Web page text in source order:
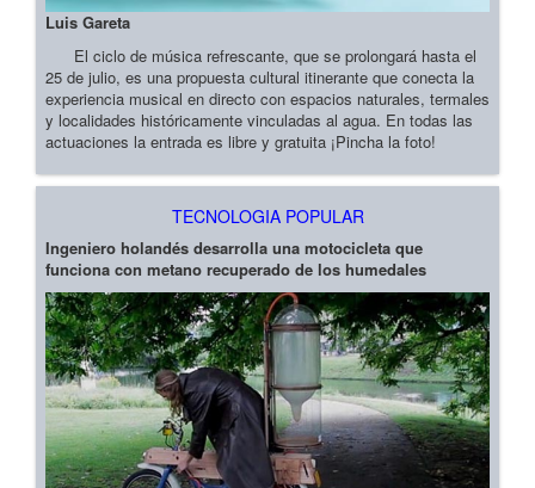
Luis Gareta
El ciclo de música refrescante, que se prolongará hasta el
25 de julio, es una propuesta cultural itinerante que conecta la
experiencia musical en directo con espacios naturales, termales
y localidades históricamente vinculadas al agua. En todas las
actuaciones la entrada es libre y gratuita ¡Pincha la foto!
TECNOLOGIA POPULAR
Ingeniero holandés desarrolla una motocicleta que
funciona con metano recuperado de los humedales